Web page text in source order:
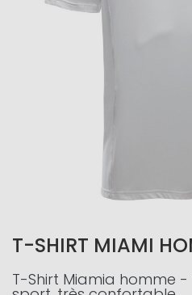
T-SHIRT MIAMI
T-Shirt Miamia homme